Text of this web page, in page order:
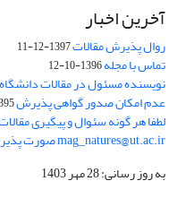
آخرین اخبار
روال پذیرش مقالات1397-12-11
تماس با مجله1396-10-12
نویسنده مسئول در مقالات
عدم امکان صدور گواهی پذیرش11-21
لطفا هر گونه سئوال و پیگیری
mag_natures@ut.ac.ir صورت پذیرد.
به روز رسانی: 28 مهر 1403